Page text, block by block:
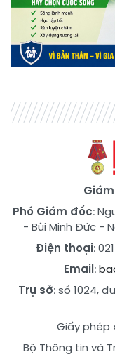
Phó Giám đốc:
- Bùi Minh Đức-
Điện thoại:
Email:
Trụ sở: số 1024,
Giấy phép
Bộ Thông tin và